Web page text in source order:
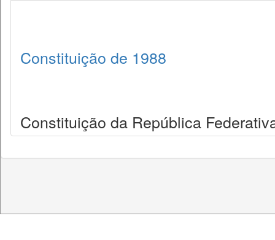
Constituição de 1988
Constituição da República